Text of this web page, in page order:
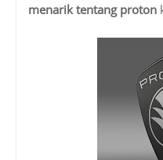
menarik tentang proton